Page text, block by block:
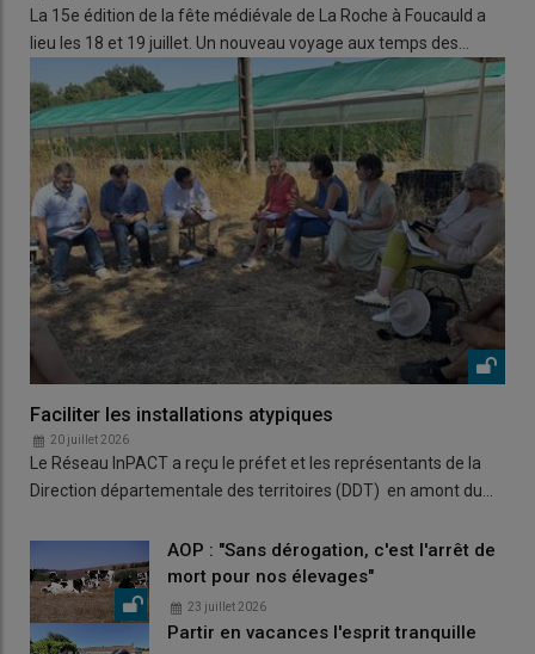
La 15e édition de la fête médiévale de La Roche à Foucauld a
lieu les 18 et 19 juillet. Un nouveau voyage aux temps des…
Faciliter les installations atypiques
20 juillet 2026
Le Réseau InPACT a reçu le préfet et les représentants de la
Direction départementale des territoires (DDT) en amont du…
AOP : "Sans dérogation, c'est l'arrêt de
mort pour nos élevages"
23 juillet 2026
Partir en vacances l'esprit tranquille